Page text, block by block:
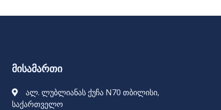
მისამართი
ალ. ლუბლიანას ქუჩა N70 თბილისი,
საქართველო